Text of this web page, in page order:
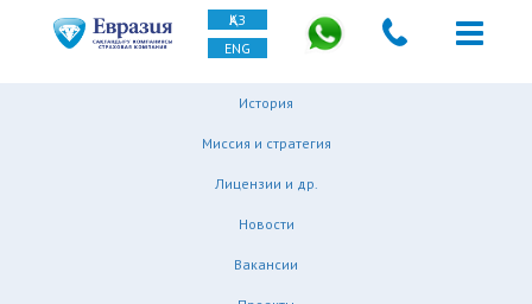
ҚАЗ
ENG
История
Миссия и стратегия
Лицензии и др.
Новости
Вакансии